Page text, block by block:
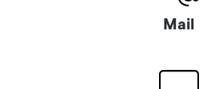
Mail